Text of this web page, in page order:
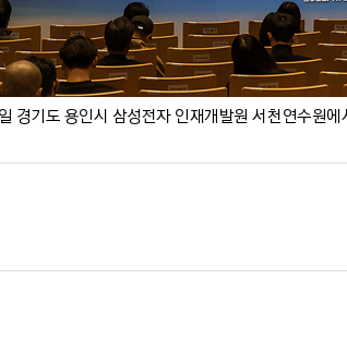
경기도 용인시 삼성전자 인재개발원 서천연수원에